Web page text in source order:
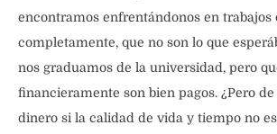
encontramos enfrentándonos en trabajos
completamente, que no son lo que
nos graduamos de la universidad, pero
financieramente son bien pagos. ¿Pero
dinero si la calidad de vida y tiempo no